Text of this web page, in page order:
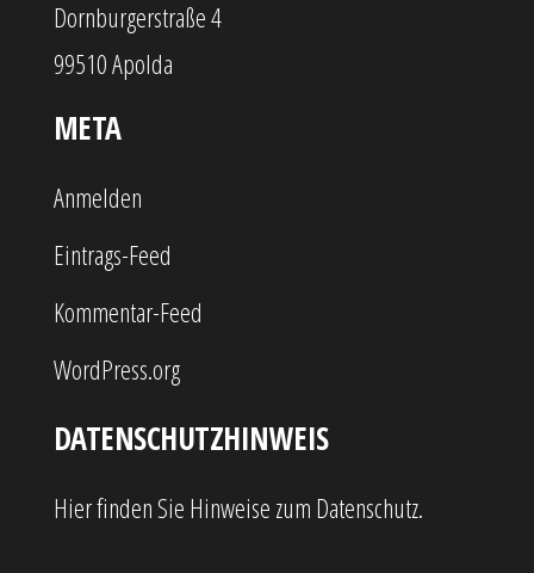
Dornburgerstraße 4
99510 Apolda
META
Anmelden
Eintrags-Feed
Kommentar-Feed
WordPress.org
DATENSCHUTZHINWEIS
Hier finden Sie Hinweise zum Datenschutz.